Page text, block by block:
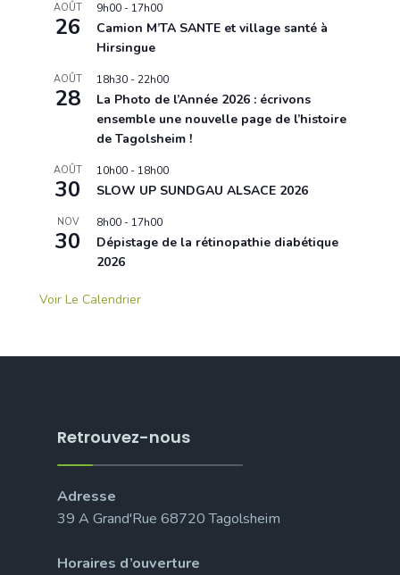
AOÛT
26
9h00 - 17h00
Camion M’TA SANTE et village santé à
Hirsingue
AOÛT
28
18h30 -22h00
La Photo de l’Année 2026 : écrivons
ensemble une nouvelle page de l’histoire
de Tagolsheim !
AOÛT
30
10h00 - 18h00
SLOW UP SUNDGAU ALSACE 2026
NOV
30
8h00 - 17h00
Dépistage de la rétinopathie diabétique
2026
Voir Le Calendrier
Retrouvez-nous
Adresse
39 A Grand'Rue 68720 Tagolsheim
Horaires d’ouverture